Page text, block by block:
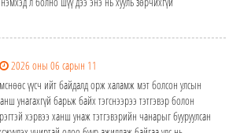
2026 оны 06 сарын 11
үүсч ийт байдалд орж халамж мэт болсон улсын
унагахгүй барьж байх тэгснээрээ тэтгэвэр болон
хэрвээ ханш унаж тэтгэвэрийн чанарыг бууруулсан